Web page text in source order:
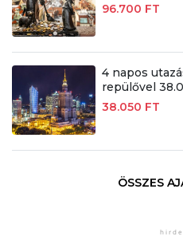
96.700 FT
4 napos
repülővel
38.050 FT
ÖSSZES